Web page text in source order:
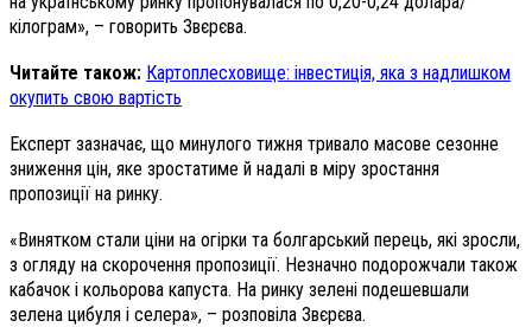
кілограм», – говорить Звєрєва.
Читайте також: Картоплесховище: інвестиція, яка з надлишком
окупить свою вартість
Експерт зазначає, що минулого тижня тривало масове сезонне
зниження цін, яке зростатиме й надалі в міру зростання
пропозиції на ринку.
«Винятком стали ціни на огірки та болгарський перець, які зросли,
з огляду на скорочення пропозиції. Незначно подорожчали також
кабачок і кольорова капуста. На ринку зелені подешевшали
зелена цибуля і селера», – розповіла Звєрєва.